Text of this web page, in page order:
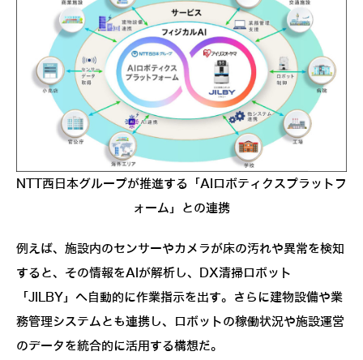
NTT西日本グループが推進する「AIロボティクスプラットフ
ォーム」との連携
例えば、施設内のセンサーやカメラが床の汚れや異常を検知
すると、その情報をAIが解析し、DX清掃ロボット
「JILBY」へ自動的に作業指示を出す。さらに建物設備や業
務管理システムとも連携し、ロボットの稼働状況や施設運営
のデータを統合的に活用する構想だ。